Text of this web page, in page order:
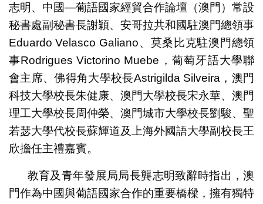
志明、中國—葡語國家經貿合作論壇（澳門）常設
秘書處副秘書長謝穎、安哥拉共和國駐澳門總領事
Eduardo Velasco Galiano、莫桑比克駐澳門總領
事Rodrigues Victorino Muebe，葡萄牙語大學聯
會主席、佛得角大學校長Astrigilda Silveira，澳門
科技大學校長朱健康、澳門大學校長宋永華、澳門
理工大學校長周仲榮、澳門城市大學校長劉駿、聖
若瑟大學代校長蘇輝道及上海外國語大學副校長王
欣擔任主禮嘉賓。
教育及青年發展局局長龔志明致辭時指出，澳
門作為中國與葡語國家合作的重要橋樑，擁有獨特